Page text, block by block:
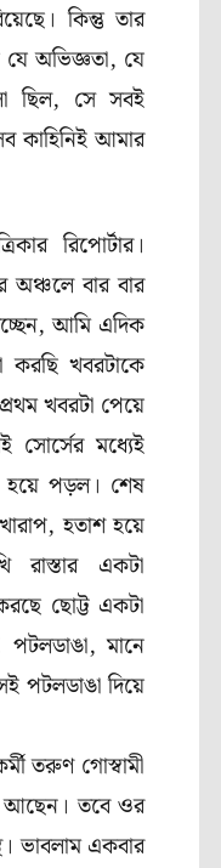
কিন্তু তার
অভিজ্ঞতা, যে
ছিল, সে সবই
কাহিনিই আমার
রিপোর্টার।
বার বার
,আমি এদিক
করছি খবরটাকে
খবরটা পেয়ে
সোর্সের মধ্যেই
হয়ে পড়ল। শেষ
,হতাশ হয়ে
রাস্তার একটা
ছোট্ট একটা
পটলডাঙা,মানে
পটলডাঙা দিয়ে
তরুণ গোস্বামী
আছেন।তবে ওর
ভাবলাম একবার